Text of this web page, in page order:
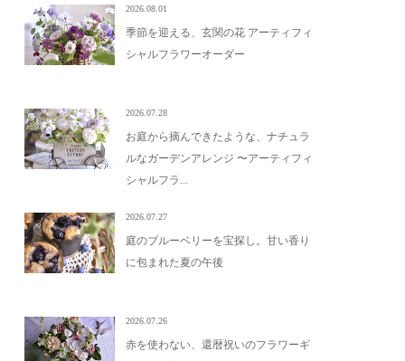
2026.08.01
季節を迎える、玄関の花 アーティフィ
シャルフラワーオーダー
2026.07.28
お庭から摘んできたような、ナチュラ
ルなガーデンアレンジ 〜アーティフィ
シャルフラ...
2026.07.27
庭のブルーベリーを宝探し。甘い香り
に包まれた夏の午後
2026.07.26
赤を使わない、還暦祝いのフラワーギ